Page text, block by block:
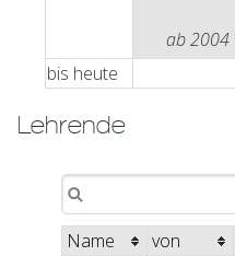
ab 2004
bis heute
Lehrende
Name von